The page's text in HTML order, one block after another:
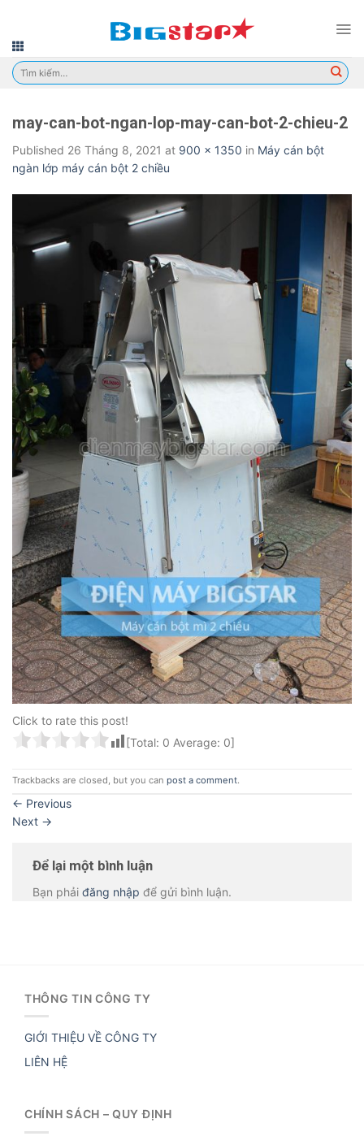
content
Tìm
kiếm:
may-can-bot-ngan-lop-may-can-bot-2-chieu-2
Published 26 Tháng 8, 2021 at 900 × 1350 in Máy cán bột
ngàn lớp máy cán bột 2 chiều
Click to rate this post!
[Total: 0 Average: 0]
Trackbacks are closed, but you can post a comment.
← Previous
Next →
Để lại một bình luận
Bạn phải đăng nhập để gửi bình luận.
THÔNG TIN CÔNG TY
GIỚI THIỆU VỀ CÔNG TY
LIÊN HỆ
CHÍNH SÁCH – QUY ĐỊNH